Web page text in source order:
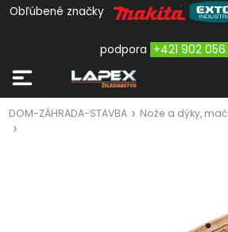
Obľúbené značky
podpora +421 902
DOM-ZÁHRADA-STAVBA Nože a dýky,